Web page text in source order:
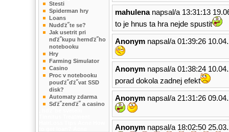
Stesti
Spiderman hry
Loans
Nudďż˝te se?
Jak usetrit pri
nďż˝kupu hernďż˝ho
notebooku
Hry
Farming Simulator
Casino
Proc v notebooku
pouďż˝ďż˝vat SSD
disk?
Automaty zdarma
Sďż˝zenďż˝ a casino
mahulenanapsal/a 13:31:13
to je hnus ta hra nejde spustit
Anonymnapsal/a 01:39:26
Anonymnapsal/a 01:38:24
porad dokola zadnej efekt
Anonymnapsal/a 21:31:26
Anonymnapsal/a 18:02:50